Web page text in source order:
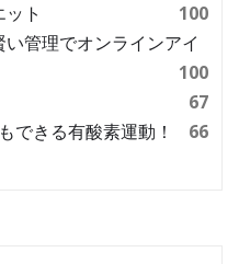
ト
100
管理でオンラインアイ
100
67
できる有酸素運動！
66